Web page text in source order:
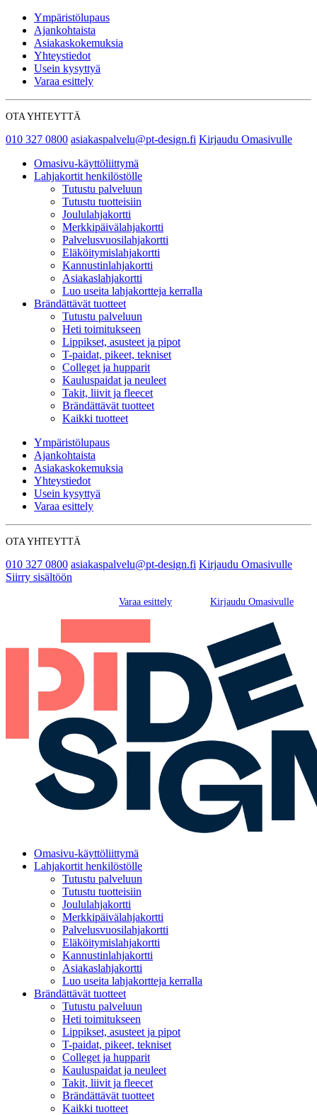
Ympäristölupaus
Ajankohtaista
Asiakaskokemuksia
Yhteystiedot
Usein kysyttyä
Varaa esittely
OTA YHTEYTTÄ
010 327 0800 asiakaspalvelu@pt-design.fi Kirjaudu Omasivulle
Omasivu-käyttöliittymä
Lahjakortit henkilöstölle
Tutustu palveluun
Tutustu tuotteisiin
Joululahjakortti
Merkkipäivälahjakortti
Palvelusvuosilahjakortti
Eläköitymislahjakortti
Kannustinlahjakortti
Asiakaslahjakortti
Luo useita lahjakortteja kerralla
Brändättävät tuotteet
Tutustu palveluun
Heti toimitukseen
Lippikset, asusteet ja pipot
T-paidat, pikeet, tekniset
Colleget ja hupparit
Kauluspaidat ja neuleet
Takit, liivit ja fleecet
Brändättävät tuotteet
Kaikki tuotteet
Ympäristölupaus
Ajankohtaista
Asiakaskokemuksia
Yhteystiedot
Usein kysyttyä
Varaa esittely
OTA YHTEYTTÄ
010 327 0800 asiakaspalvelu@pt-design.fi Kirjaudu Omasivulle
Siirry sisältöön
Varaa esittely Kirjaudu Omasivulle
Omasivu-käyttöliittymä
Lahjakortit henkilöstölle
Tutustu palveluun
Tutustu tuotteisiin
Joululahjakortti
Merkkipäivälahjakortti
Palvelusvuosilahjakortti
Eläköitymislahjakortti
Kannustinlahjakortti
Asiakaslahjakortti
Luo useita lahjakortteja kerralla
Brändättävät tuotteet
Tutustu palveluun
Heti toimitukseen
Lippikset, asusteet ja pipot
T-paidat, pikeet, tekniset
Colleget ja hupparit
Kauluspaidat ja neuleet
Takit, liivit ja fleecet
Brändättävät tuotteet
Kaikki tuotteet